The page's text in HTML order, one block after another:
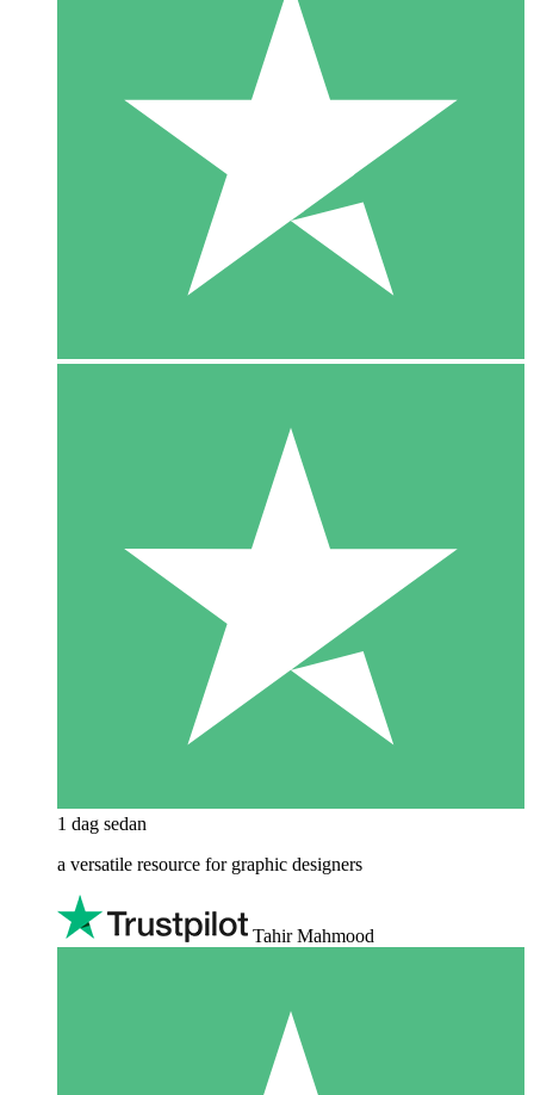
1 dag sedan
a versatile resource for graphic designers
Tahir Mahmood